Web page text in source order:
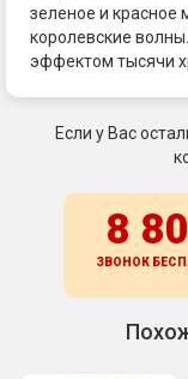
зеленое и
королевские
эффектом тысячи
Если у Вас
8
ЗВОНОК